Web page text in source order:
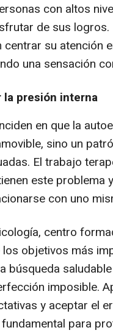
con altos
de sus
su atención
una sensación
presión interna
en que la
sino un
El trabajo
este problema
con uno
centro
los objetivos más
búsqueda
imposible.
y aceptar el
para